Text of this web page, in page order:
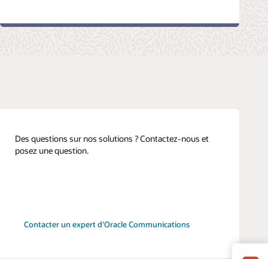
Des questions sur nos solutions ? Contactez-nous et
posez une question.
Contacter un expert d'Oracle Communications